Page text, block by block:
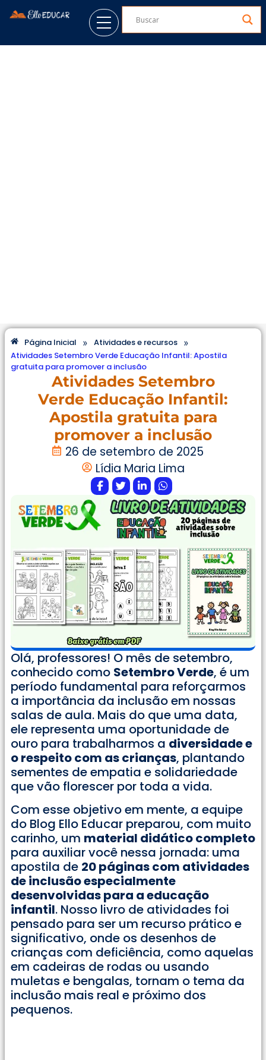
Página Inicial » Atividades e recursos »
Atividades Setembro Verde Educação Infantil: Apostila
gratuita para promover a inclusão
Atividades Setembro
Verde Educação Infantil:
Apostila gratuita para
promover a inclusão
26 de setembro de 2025
Lídia Maria Lima
Olá, professores! O mês de setembro,
conhecido como Setembro Verde, é um
período fundamental para reforçarmos
a importância da inclusão em nossas
salas de aula. Mais do que uma data,
ele representa uma oportunidade de
ouro para trabalharmos a diversidade e
o respeito com as crianças, plantando
sementes de empatia e solidariedade
que vão florescer por toda a vida.
Com esse objetivo em mente, a equipe
do Blog Ello Educar preparou, com muito
carinho, um material didático completo
para auxiliar você nessa jornada: uma
apostila de 20 páginas com atividades
de inclusão especialmente
desenvolvidas para a educação
infantil. Nosso livro de atividades foi
pensado para ser um recurso prático e
significativo, onde os desenhos de
crianças com deficiência, como aquelas
em cadeiras de rodas ou usando
muletas e bengalas, tornam o tema da
inclusão mais real e próximo dos
pequenos.